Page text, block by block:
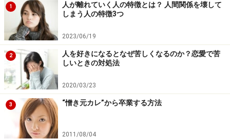
1
人が離れていく人の特徴とは？ 人間関係を壊して
しまう人の特徴3つ
2023/06/19
2
人を好きになるとなぜ苦しくなるのか？恋愛で苦
しいときの対処法
2020/03/23
3 “憎き元カレ”から卒業する方法
2011/08/04